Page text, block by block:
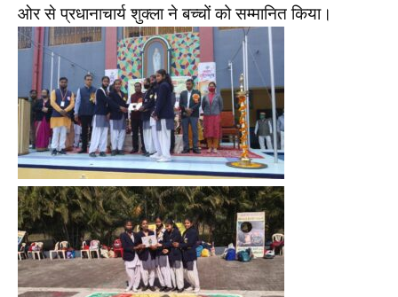
ओर से प्रधानाचार्य शुक्ला ने बच्चों को सम्मानित किया।